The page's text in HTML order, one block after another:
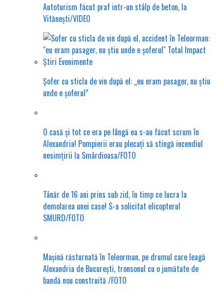
Autoturism făcut praf intr-un stâlp de beton, la
Vitănești/VIDEO
Șofer cu sticla de vin după el: „eu eram pasager, nu știu
unde e șoferul”
O casă și tot ce era pe lângă ea s-au făcut scrum în
Alexandria! Pompierii erau plecați să stingă incendiul
nesimțirii la Smârdioasa/FOTO
Tânăr de 16 ani prins sub zid, în timp ce lucra la
demolarea unei case! S-a solicitat elicopterul
SMURD/FOTO
Mașină răsturnată în Teleorman, pe drumul care leagă
Alexandria de București, tronsonul cu o jumătate de
bandă nou construită /FOTO